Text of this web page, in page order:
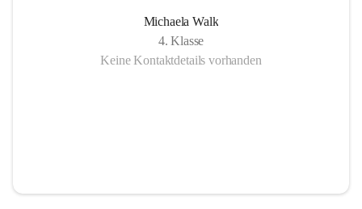
Michaela Walk
4. Klasse
Keine Kontaktdetails vorhanden